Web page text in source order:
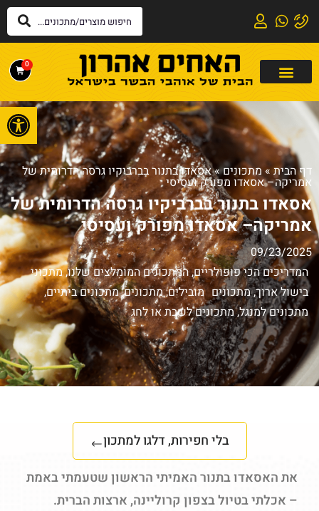
0
דף הבית»מתכונים»אסאדו בתנור בברביקיו גרסה הדרומית של
אמריקה– אסאדו מפורק ועסיסי
אסאדו בתנור בברביקיו גרסה הדרומית של
אמריקה– אסאדו מפורק ועסיסי
09/23/2025
המדריכים הכי פופולריים,המתכונים המומלצים שלנו,מתכוני
בישול ארוך,מתכונים מובילים,מתכונים,מתכונים ביתיים,
מתכונים למנגל,מתכונים לשבת או לחג
בלי חפירות, דלגו למתכון
את האסאדו בתנור האמיתי הראשון שטעמתי באמת
– אכלתי בטיול בצפון קרוליינה, ארצות הברית.